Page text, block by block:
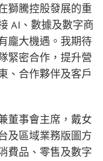
獅騰控股發展的重
AI、數據及數字商
龐大機遇。我期待
緊密合作，提升營
、合作夥伴及客戶
董事會主席，戴女
及區域業務版圖方
費品、零售及數字